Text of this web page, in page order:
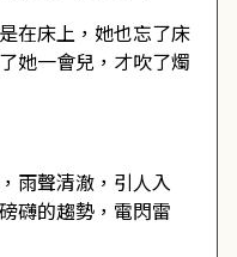
在床上，她也忘了床
她一會兒，才吹了燭
雨聲清澈，引人入
礴的趨勢，電閃雷